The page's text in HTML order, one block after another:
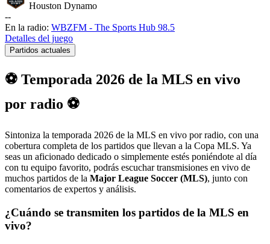
Houston Dynamo
--
En la radio: WBZFM - The Sports Hub 98.5
Detalles del juego
Partidos actuales
⚽ Temporada 2026 de la MLS en vivo
por radio ⚽
Sintoniza la temporada 2026 de la MLS en vivo por radio, con una
cobertura completa de los partidos que llevan a la Copa MLS. Ya
seas un aficionado dedicado o simplemente estés poniéndote al día
con tu equipo favorito, podrás escuchar transmisiones en vivo de
muchos partidos de la Major League Soccer (MLS), junto con
comentarios de expertos y análisis.
¿Cuándo se transmiten los partidos de la MLS en
vivo?